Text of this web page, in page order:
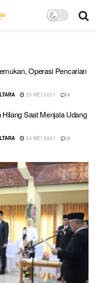
Operasi Pencarian
25 MEI 2021 0
Saat Menjala Udang
23 MEI 2021 0